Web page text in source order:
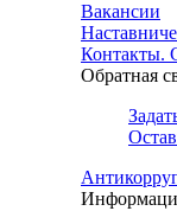
Вакансии
Контакты.
Обратная